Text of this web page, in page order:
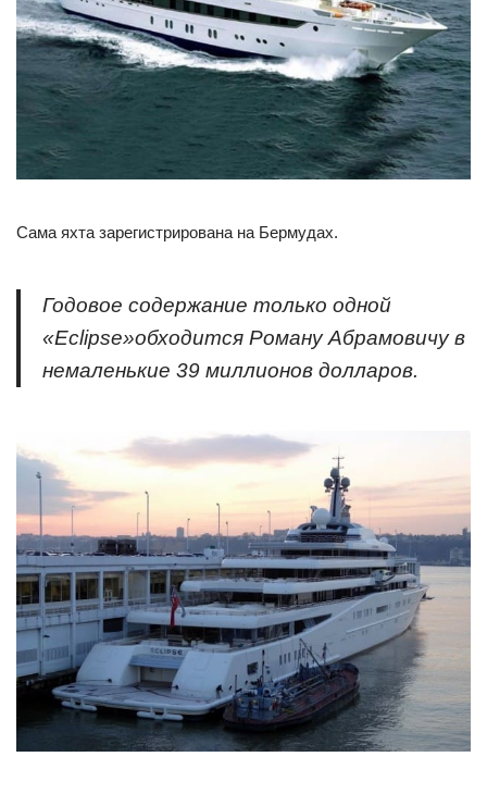
Сама яхта зарегистрирована на Бермудах.
Годовое содержание только одной
«Eclipse»обходится Роману Абрамовичу в
немаленькие 39 миллионов долларов.